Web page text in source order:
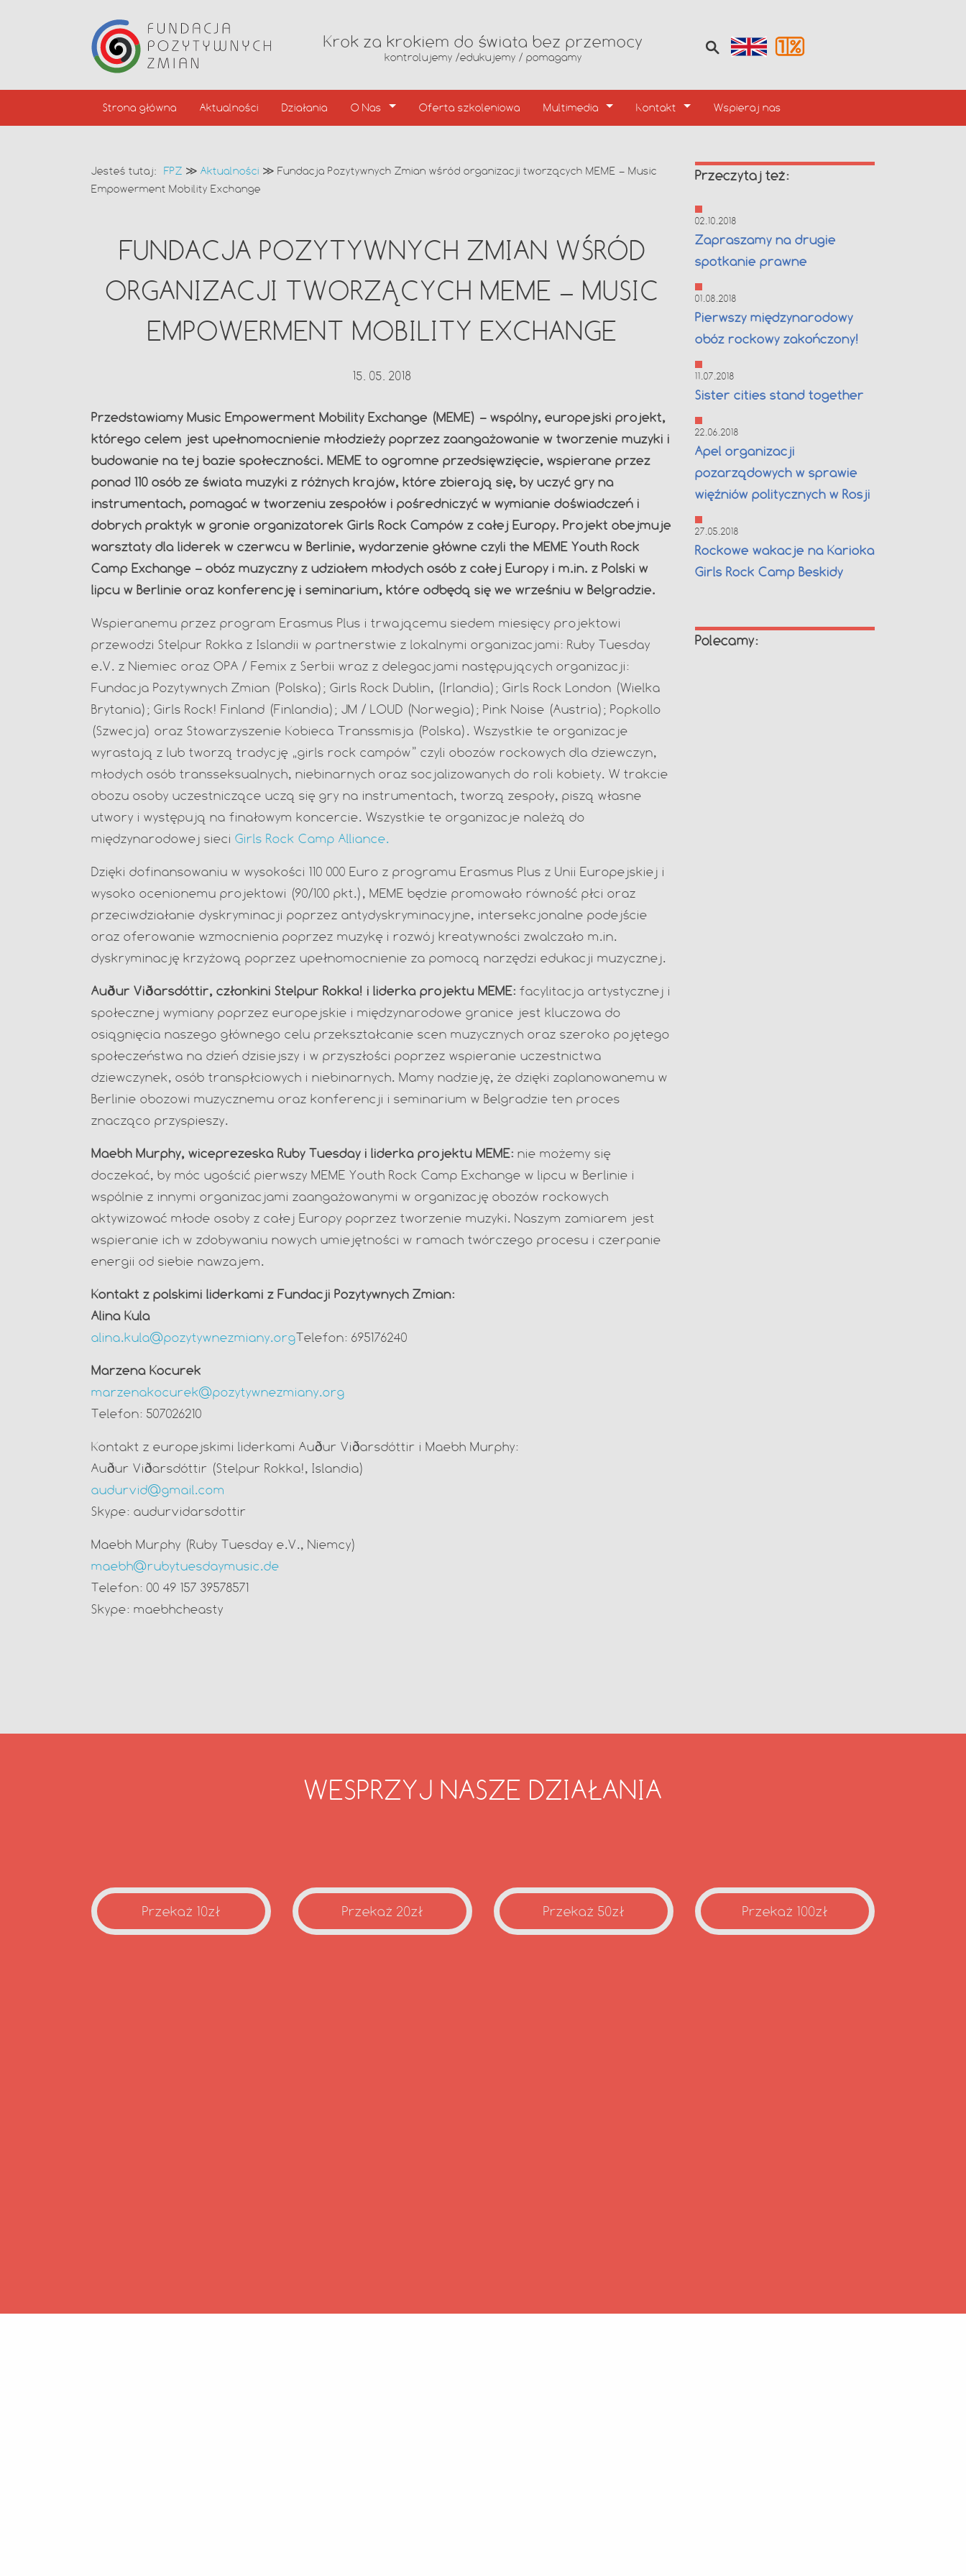
Krok za krokiem do świata bez przemocy
kontrolujemy /edukujemy / pomagamy
Strona główna Aktualności Działania O Nas Oferta szkoleniowa Multimedia Kontakt Wspieraj nas
Jesteś tutaj: FPZ ≫ Aktualności ≫ Fundacja Pozytywnych Zmian wśród organizacji tworzących MEME – Music
Empowerment Mobility Exchange
FUNDACJA POZYTYWNYCH ZMIAN WŚRÓD
ORGANIZACJI TWORZĄCYCH MEME – MUSIC
EMPOWERMENT MOBILITY EXCHANGE
15. 05. 2018
Przedstawiamy Music Empowerment Mobility Exchange (MEME) – wspólny, europejski projekt,
którego celem jest upełnomocnienie młodzieży poprzez zaangażowanie w tworzenie muzyki i
budowanie na tej bazie społeczności. MEME to ogromne przedsięwzięcie, wspierane przez
ponad 110 osób ze świata muzyki z różnych krajów, które zbierają się, by uczyć gry na
instrumentach, pomagać w tworzeniu zespołów i pośredniczyć w wymianie doświadczeń i
dobrych praktyk w gronie organizatorek Girls Rock Campów z całej Europy. Projekt obejmuje
warsztaty dla liderek w czerwcu w Berlinie, wydarzenie główne czyli the MEME Youth Rock
Camp Exchange – obóz muzyczny z udziałem młodych osób z całej Europy i m.in. z Polski w
lipcu w Berlinie oraz konferencję i seminarium, które odbędą się we wrześniu w Belgradzie.
Wspieranemu przez program Erasmus Plus i trwającemu siedem miesięcy projektowi
przewodzi Stelpur Rokka z Islandii w partnerstwie z lokalnymi organizacjami: Ruby Tuesday
e.V. z Niemiec oraz OPA / Femix z Serbii wraz z delegacjami następujących organizacji:
Fundacja Pozytywnych Zmian (Polska); Girls Rock Dublin, (Irlandia); Girls Rock London (Wielka
Brytania); Girls Rock! Finland (Finlandia); JM / LOUD (Norwegia); Pink Noise (Austria); Popkollo
(Szwecja) oraz Stowarzyszenie Kobieca Transsmisja (Polska). Wszystkie te organizacje
wyrastają z lub tworzą tradycję „girls rock campów” czyli obozów rockowych dla dziewczyn,
młodych osób transseksualnych, niebinarnych oraz socjalizowanych do roli kobiety. W trakcie
obozu osoby uczestniczące uczą się gry na instrumentach, tworzą zespoły, piszą własne
utwory i występują na finałowym koncercie. Wszystkie te organizacje należą do
międzynarodowej sieci Girls Rock Camp Alliance.
Dzięki dofinansowaniu w wysokości 110 000 Euro z programu Erasmus Plus z Unii Europejskiej i
wysoko ocenionemu projektowi (90/100 pkt.), MEME będzie promowało równość płci oraz
przeciwdziałanie dyskryminacji poprzez antydyskryminacyjne, intersekcjonalne podejście
oraz oferowanie wzmocnienia poprzez muzykę i rozwój kreatywności zwalczało m.in.
dyskryminację krzyżową poprzez upełnomocnienie za pomocą narzędzi edukacji muzycznej.
Auður Viðarsdóttir, członkini Stelpur Rokka! i liderka projektu MEME: facylitacja artystycznej i
społecznej wymiany poprzez europejskie i międzynarodowe granice jest kluczowa do
osiągnięcia naszego głównego celu przekształcanie scen muzycznych oraz szeroko pojętego
społeczeństwa na dzień dzisiejszy i w przyszłości poprzez wspieranie uczestnictwa
dziewczynek, osób transpłciowych i niebinarnych. Mamy nadzieję, że dzięki zaplanowanemu w
Berlinie obozowi muzycznemu oraz konferencji i seminarium w Belgradzie ten proces
znacząco przyspieszy.
Maebh Murphy, wiceprezeska Ruby Tuesday i liderka projektu MEME: nie możemy się
doczekać, by móc ugościć pierwszy MEME Youth Rock Camp Exchange w lipcu w Berlinie i
wspólnie z innymi organizacjami zaangażowanymi w organizację obozów rockowych
aktywizować młode osoby z całej Europy poprzez tworzenie muzyki. Naszym zamiarem jest
wspieranie ich w zdobywaniu nowych umiejętności w ramach twórczego procesu i czerpanie
energii od siebie nawzajem.
Kontakt z polskimi liderkami z Fundacji Pozytywnych Zmian:
Alina Kula
alina.kula@pozytywnezmiany.orgTelefon: 695176240
Marzena Kocurek
marzenakocurek@pozytywnezmiany.org
Telefon: 507026210
Kontakt z europejskimi liderkami Auður Viðarsdóttir i Maebh Murphy:
Auður Viðarsdóttir (Stelpur Rokka!, Islandia)
audurvid@gmail.com
Skype: audurvidarsdottir
Maebh Murphy (Ruby Tuesday e.V., Niemcy)
maebh@rubytuesdaymusic.de
Telefon: 00 49 157 39578571
Skype: maebhcheasty
Przeczytaj też:
02.10.2018
Zapraszamy na drugie
spotkanie prawne
01.08.2018
Pierwszy międzynarodowy
obóz rockowy zakończony!
11.07.2018
Sister cities stand together
22.06.2018
Apel organizacji
pozarządowych w sprawie
więźniów politycznych w Rosji
27.05.2018
Rockowe wakacje na Karioka
Girls Rock Camp Beskidy
Polecamy:
WESPRZYJ NASZE DZIAŁANIA
Przekaż 10zł Przekaż 20zł Przekaż 50zł Przekaż 100zł